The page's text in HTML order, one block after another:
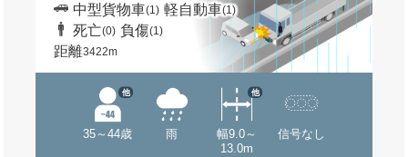
中型貨物車(1) 軽自動車(1)
死亡(0) 負傷(1)
距離3422m
35～44歳
他
雨
幅9.0～
13.0m
他
信号なし